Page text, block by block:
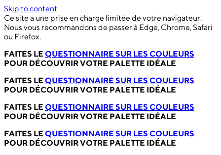
Skip to content
Ce site a une prise en charge limitée de votre navigateur.
Nous vous recommandons de passer à Edge, Chrome, Safari
ou Firefox.
FAITES LE QUESTIONNAIRE SUR LES COULEURS
POUR DÉCOUVRIR VOTRE PALETTE IDÉALE
FAITES LE QUESTIONNAIRE SUR LES COULEURS
POUR DÉCOUVRIR VOTRE PALETTE IDÉALE
FAITES LE QUESTIONNAIRE SUR LES COULEURS
POUR DÉCOUVRIR VOTRE PALETTE IDÉALE
FAITES LE QUESTIONNAIRE SUR LES COULEURS
POUR DÉCOUVRIR VOTRE PALETTE IDÉALE